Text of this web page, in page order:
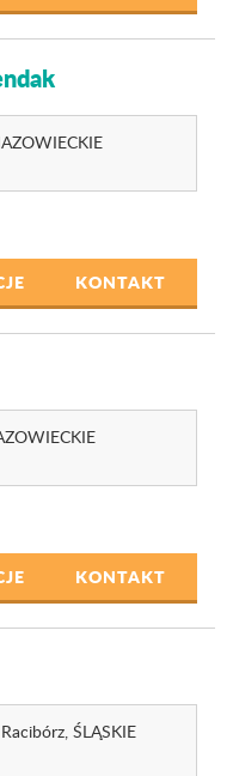
KONTAKT
KONTAKT
ŚLĄSKIE